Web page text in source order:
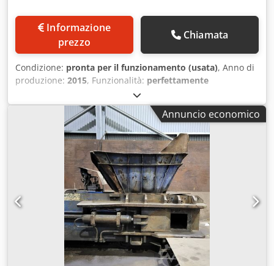
prezzo
Chiamata
Condizione: pronta per il funzionamento (usata), Anno di
produzione: 2015, Funzionalità: perfettamente
, numero macchina/veicolo:
lunghezza della balla:880 mm, altezza della balla:600
, forza di pressatura: 500 t , Pressa cesoia Taurus mod.
E 556.P, anno 2015, in ottime condizioni operative e
completa di documentazione. Chsdpfjy Iblwjx Af Uea
Macchina ideale per la pressatura e cesoiatura di rottami
ferrosi di ogni tipo: profilati, lamiere, rottame misto
voluminoso e autoveicoli. Dati tecnici Forza di taglio: 500
ton Larghezza di taglio: circa 950 mm Altezza di taglio:
circa 640 mm Lunghezza cassa: 5.600 mm Larghezza cassa
aperta: 2.400 mm Dimensione pacco (chiusa): Larghezza:
880 mm Altezza: 600 mm Dotazioni Motore diesel
insonorizzato da 125 HP Cabina di comando
Radiocomando Documentazione completa Macchina
Annuncio economico